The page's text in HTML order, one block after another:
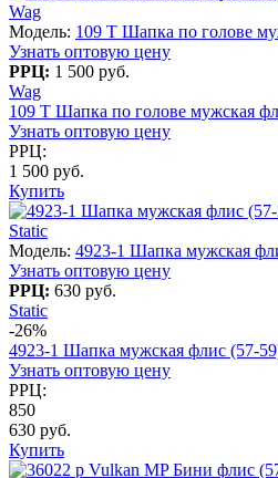
Wag
Модель: 109 T Шапка по голове
Узнать оптовую цену
РРЦ: 1 500 руб.
Wag
109 T Шапка по голове мужская
Узнать оптовую цену
РРЦ:
1 500 руб.
Купить
Static
Модель: 4923-1 Шапка мужская
Узнать оптовую цену
РРЦ: 630 руб.
Static
-26%
4923-1 Шапка мужская флис (57-
Узнать оптовую цену
РРЦ:
850
630 руб.
Купить